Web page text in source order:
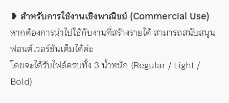
❥ สำหรับการใช้งานเชิงพาณิชย์ (Commercial Use)
หากต้องการนำไปใช้กับงานที่สร้างรายได้ สามารถสนับสนุน
ฟอนต์เวอร์ชันเต็มได้ค่ะ
โดยจะได้รับไฟล์ครบทั้ง 3 น้ำหนัก (Regular / Light /
Bold)